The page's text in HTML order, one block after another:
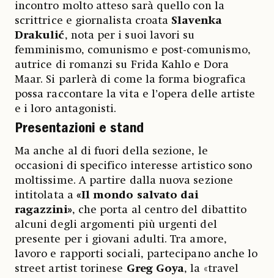
incontro molto atteso sarà quello con la
scrittrice e giornalista croata Slavenka
Drakulić, nota per i suoi lavori su
femminismo, comunismo e post-comunismo,
autrice di romanzi su Frida Kahlo e Dora
Maar. Si parlerà di come la forma biografica
possa raccontare la vita e l’opera delle artiste
e i loro antagonisti.
Presentazioni e stand
Ma anche al di fuori della sezione, le
occasioni di specifico interesse artistico sono
moltissime. A partire dalla nuova sezione
intitolata a «Il mondo salvato dai
ragazzini», che porta al centro del dibattito
alcuni degli argomenti più urgenti del
presente per i giovani adulti. Tra amore,
lavoro e rapporti sociali, partecipano anche lo
street artist torinese Greg Goya, la «travel